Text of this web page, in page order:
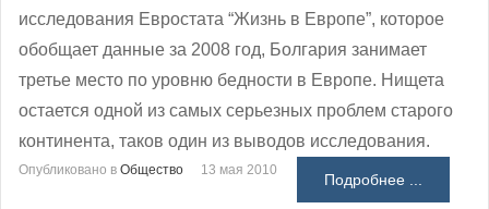
исследования Евростата “Жизнь в Европе”, которое
обобщает данные за 2008 год, Болгария занимает
третье место по уровню бедности в Европе. Нищета
остается одной из самых серьезных проблем старого
континента, таков один из выводов исследования.
Опубликовано в Общество 13 мая 2010
Подробнее ...